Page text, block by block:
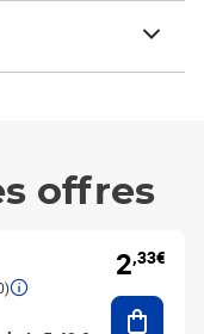
offres
2,33€